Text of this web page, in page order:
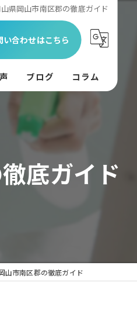
県岡山市南区郡の徹底ガイド
い合わせはこちら
ブログ コラム
底ガイド
山市南区郡の徹底ガイド